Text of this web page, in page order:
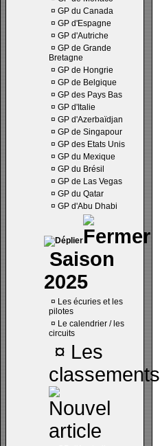
¤ GP du Canada
¤ GP d'Espagne
¤ GP d'Autriche
¤ GP de Grande
Bretagne
¤ GP de Hongrie
¤ GP de Belgique
¤ GP des Pays Bas
¤ GP d'Italie
¤ GP d'Azerbaïdjan
¤ GP de Singapour
¤ GP des Etats Unis
¤ GP du Mexique
¤ GP du Brésil
¤ GP de Las Vegas
¤ GP du Qatar
¤ GP d'Abu Dhabi
Saison
2025
¤ Les écuries et les
pilotes
¤ Le calendrier / les
circuits
¤ Les
classements